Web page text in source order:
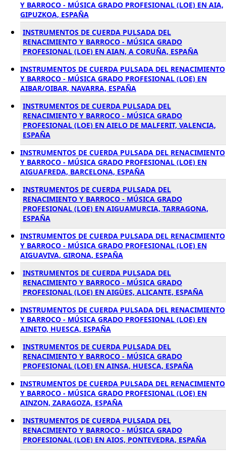
Y BARROCO - MÚSICA GRADO PROFESIONAL (LOE) EN AIA,
GIPUZKOA, ESPAÑA
INSTRUMENTOS DE CUERDA PULSADA DEL
RENACIMIENTO Y BARROCO - MÚSICA GRADO
PROFESIONAL (LOE) EN AIAN, A CORUÑA, ESPAÑA
INSTRUMENTOS DE CUERDA PULSADA DEL RENACIMIENTO
Y BARROCO - MÚSICA GRADO PROFESIONAL (LOE) EN
AIBAR/OIBAR, NAVARRA, ESPAÑA
INSTRUMENTOS DE CUERDA PULSADA DEL
RENACIMIENTO Y BARROCO - MÚSICA GRADO
PROFESIONAL (LOE) EN AIELO DE MALFERIT, VALENCIA,
ESPAÑA
INSTRUMENTOS DE CUERDA PULSADA DEL RENACIMIENTO
Y BARROCO - MÚSICA GRADO PROFESIONAL (LOE) EN
AIGUAFREDA, BARCELONA, ESPAÑA
INSTRUMENTOS DE CUERDA PULSADA DEL
RENACIMIENTO Y BARROCO - MÚSICA GRADO
PROFESIONAL (LOE) EN AIGUAMURCIA, TARRAGONA,
ESPAÑA
INSTRUMENTOS DE CUERDA PULSADA DEL RENACIMIENTO
Y BARROCO - MÚSICA GRADO PROFESIONAL (LOE) EN
AIGUAVIVA, GIRONA, ESPAÑA
INSTRUMENTOS DE CUERDA PULSADA DEL
RENACIMIENTO Y BARROCO - MÚSICA GRADO
PROFESIONAL (LOE) EN AIGÜES, ALICANTE, ESPAÑA
INSTRUMENTOS DE CUERDA PULSADA DEL RENACIMIENTO
Y BARROCO - MÚSICA GRADO PROFESIONAL (LOE) EN
AINETO, HUESCA, ESPAÑA
INSTRUMENTOS DE CUERDA PULSADA DEL
RENACIMIENTO Y BARROCO - MÚSICA GRADO
PROFESIONAL (LOE) EN AINSA, HUESCA, ESPAÑA
INSTRUMENTOS DE CUERDA PULSADA DEL RENACIMIENTO
Y BARROCO - MÚSICA GRADO PROFESIONAL (LOE) EN
AINZON, ZARAGOZA, ESPAÑA
INSTRUMENTOS DE CUERDA PULSADA DEL
RENACIMIENTO Y BARROCO - MÚSICA GRADO
PROFESIONAL (LOE) EN AIOS, PONTEVEDRA, ESPAÑA